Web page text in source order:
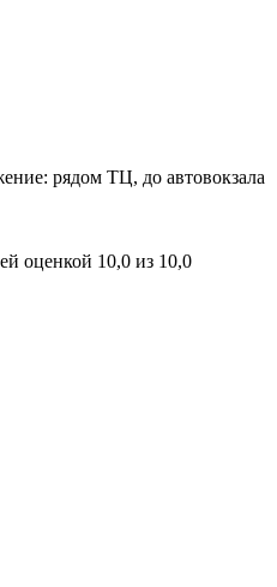
рядом ТЦ, до автовокзала
оценкой 10,0 из 10,0